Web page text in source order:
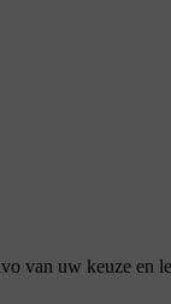
van uw keuze en